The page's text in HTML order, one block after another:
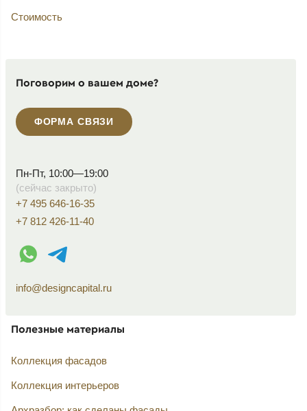
Стоимость
Поговорим о вашем доме?
ФОРМА СВЯЗИ
Пн-Пт, 10:00—19:00
(сейчас закрыто)
+7 495 646-16-35
+7 812 426-11-40
WhatsApp контакт
Telegram контакт
info@designcapital.ru
Полезные материалы
Коллекция фасадов
Коллекция интерьеров